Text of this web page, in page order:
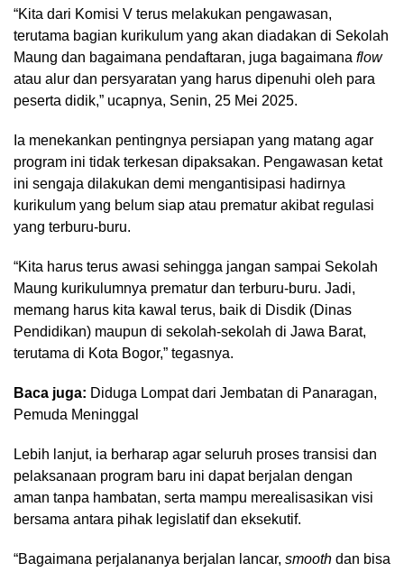
“Kita dari Komisi V terus melakukan pengawasan,
terutama bagian kurikulum yang akan diadakan di Sekolah
Maung dan bagaimana pendaftaran, juga bagaimana flow
atau alur dan persyaratan yang harus dipenuhi oleh para
peserta didik,” ucapnya, Senin, 25 Mei 2025.
Ia menekankan pentingnya persiapan yang matang agar
program ini tidak terkesan dipaksakan. Pengawasan ketat
ini sengaja dilakukan demi mengantisipasi hadirnya
kurikulum yang belum siap atau prematur akibat regulasi
yang terburu-buru.
“Kita harus terus awasi sehingga jangan sampai Sekolah
Maung kurikulumnya prematur dan terburu-buru. Jadi,
memang harus kita kawal terus, baik di Disdik (Dinas
Pendidikan) maupun di sekolah-sekolah di Jawa Barat,
terutama di Kota Bogor,” tegasnya.
Baca juga: Diduga Lompat dari Jembatan di Panaragan,
Pemuda Meninggal
Lebih lanjut, ia berharap agar seluruh proses transisi dan
pelaksanaan program baru ini dapat berjalan dengan
aman tanpa hambatan, serta mampu merealisasikan visi
bersama antara pihak legislatif dan eksekutif.
“Bagaimana perjalananya berjalan lancar, smooth dan bisa